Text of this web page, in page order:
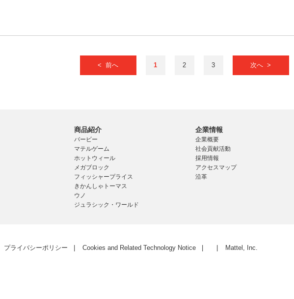
< 前へ 1 2 3 次へ >
商品紹介
バービー
マテルゲーム
ホットウィール
メガブロック
フィッシャープライス
きかんしゃトーマス
ウノ
ジュラシック・ワールド
企業情報
企業概要
社会貢献活動
採用情報
アクセスマップ
沿革
プライバシーポリシー Cookies and Related Technology Notice Mattel, Inc.